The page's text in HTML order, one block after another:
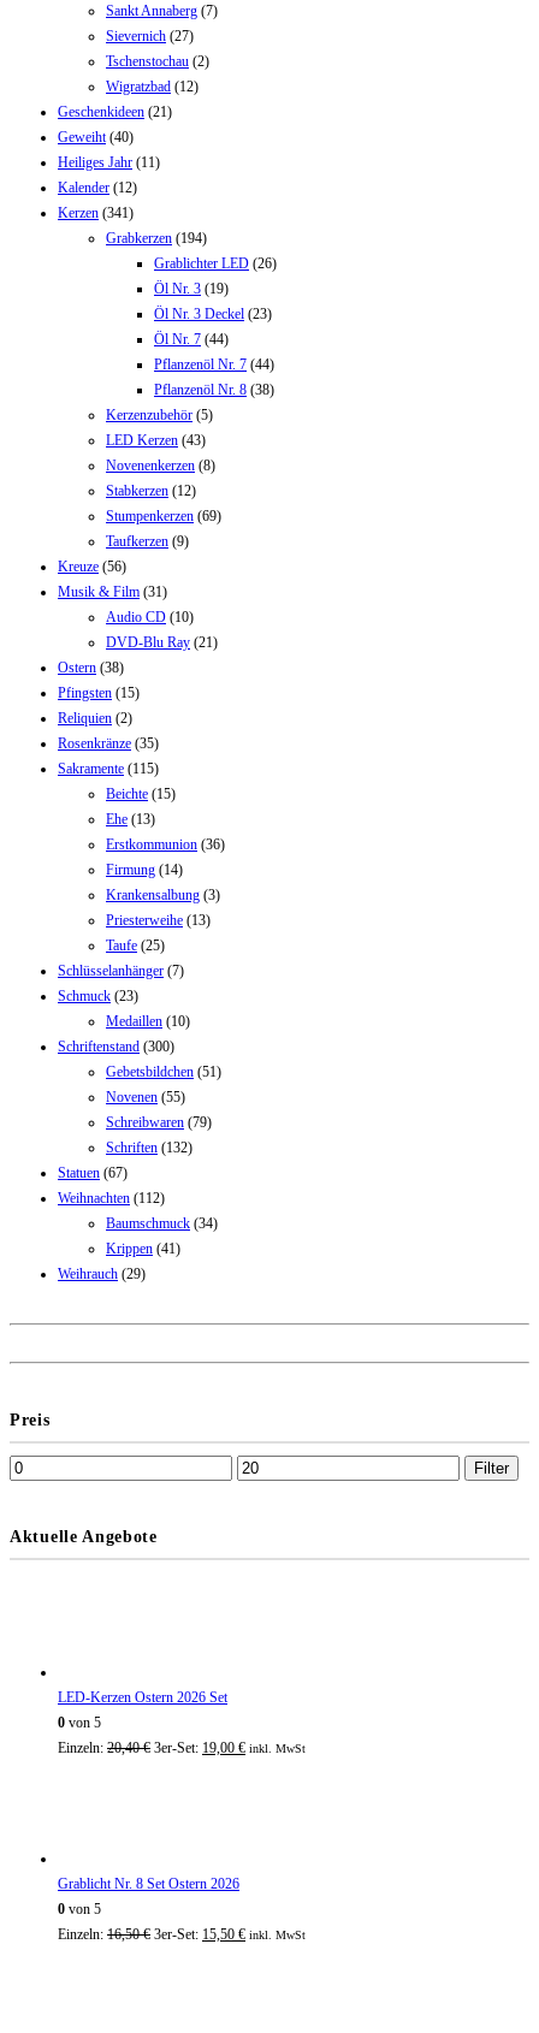
Sankt Annaberg (7)
Sievernich (27)
Tschenstochau (2)
Wigratzbad (12)
Geschenkideen (21)
Geweiht (40)
Heiliges Jahr (11)
Kalender (12)
Kerzen (341)
Grabkerzen (194)
Grablichter LED (26)
Öl Nr. 3 (19)
Öl Nr. 3 Deckel (23)
Öl Nr. 7 (44)
Pflanzenöl Nr. 7 (44)
Pflanzenöl Nr. 8 (38)
Kerzenzubehör (5)
LED Kerzen (43)
Novenenkerzen (8)
Stabkerzen (12)
Stumpenkerzen (69)
Taufkerzen (9)
Kreuze (56)
Musik & Film (31)
Audio CD (10)
DVD-Blu Ray (21)
Ostern (38)
Pfingsten (15)
Reliquien (2)
Rosenkränze (35)
Sakramente (115)
Beichte (15)
Ehe (13)
Erstkommunion (36)
Firmung (14)
Krankensalbung (3)
Priesterweihe (13)
Taufe (25)
Schlüsselanhänger (7)
Schmuck (23)
Medaillen (10)
Schriftenstand (300)
Gebetsbildchen (51)
Novenen (55)
Schreibwaren (79)
Schriften (132)
Statuen (67)
Weihnachten (112)
Baumschmuck (34)
Krippen (41)
Weihrauch (29)
Preis
Filter
Aktuelle Angebote
LED-Kerzen Ostern 2026 Set
0 von 5
Einzeln: 20,40€ 3er-Set: 19,00 € inkl. MwSt
Grablicht Nr. 8 Set Ostern 2026
0 von 5
Einzeln: 16,50€ 3er-Set: 15,50 € inkl. MwSt